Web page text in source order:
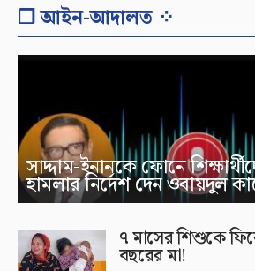
❐ আইন-আদালত ⁘
সাদ্দাম-ইনানকে ফোনে
হামলার নির্দেশ দেন ওবায়দুল
৭ মাসের শিশুকে
বছরের মা!